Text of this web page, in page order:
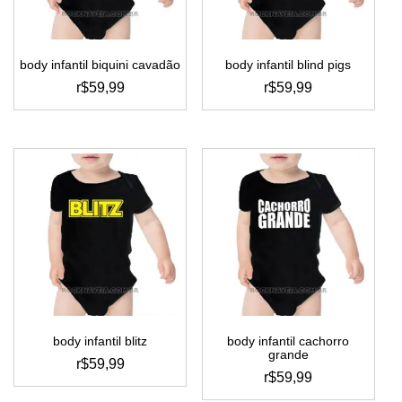
na
página
produto
na
página
produto
body infantil biquini cavadão
r$59,99
este
tem
várias
variantes.
as
opções
podem
escolhidas
na
página
produto
body infantil blind pigs
r$59,99
este
tem
várias
variantes.
as
opções
podem
escolhidas
na
página
produto
body infantil blitz
r$59,99
este
body infantil cachorro
grande
r$59,99